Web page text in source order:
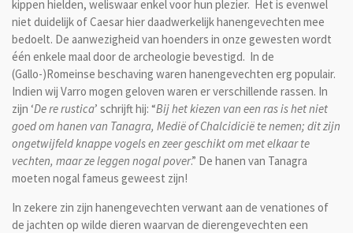
kippen hielden, weliswaar enkel voor hun plezier. Het is evenwel
niet duidelijk of Caesar hier daadwerkelijk hanengevechten mee
bedoelt. De aanwezigheid van hoenders in onze gewesten wordt
één enkele maal door de archeologie bevestigd. In de
(Gallo-)Romeinse beschaving waren hanengevechten erg populair.
Indien wij Varro mogen geloven waren er verschillende rassen. In
zijn ‘De re rustica’ schrijft hij: “Bij het kiezen van een ras is het niet
goed om hanen van Tanagra, Medië of Chalcidicië te nemen; dit zijn
ongetwijfeld knappe vogels en zeer geschikt om met elkaar te
vechten, maar ze leggen nogal pover.” De hanen van Tanagra
moeten nogal fameus geweest zijn!
In zekere zin zijn hanengevechten verwant aan de venationes of
de jachten op wilde dieren waarvan de dierengevechten een